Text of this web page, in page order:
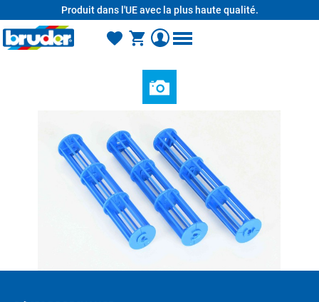
Produit dans l'UE avec la plus haute qualité.